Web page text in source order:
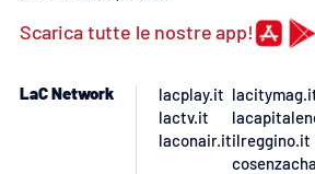
Scarica tutte le nostre app!
LaC Network
lacplay.it
lactv.it
laconair.itilreggino.it